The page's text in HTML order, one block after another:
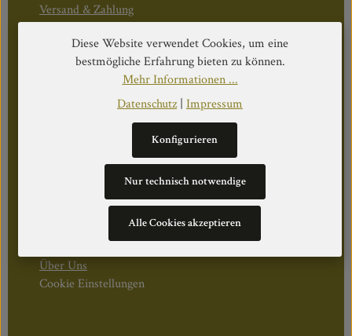
Versand & Zahlung
Widerruf & Rücktritt
Öffnungszeiten:
Mo–Do: 08:30–17:00 Uhr
Fr: 08:30–12:30 Uhr
Über Uns
Cookie Einstellungen
Diese Website verwendet Cookies, um eine
bestmögliche Erfahrung bieten zu können.
Mehr Informationen ...
Datenschutz| Impressum
Nur technisch notwendige
Konfigurieren
Alle Cookies akzeptieren